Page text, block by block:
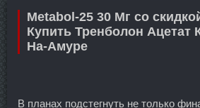
Metabol-25 30 Мг со
Купить Тренболон Ацетат
На-Амуре
В планах подстегнуть не только